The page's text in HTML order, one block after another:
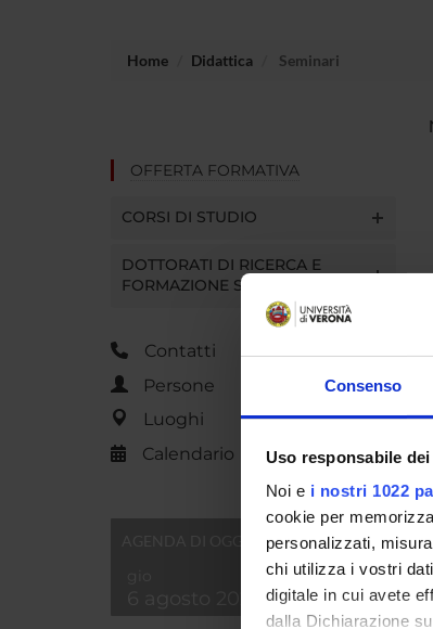
Consenso
Uso responsabile
Noi e i nostri 1022
cookie per
personalizzati,
chi utilizza i vostri
digitale in cui avete
dalla Dichiarazione
Home Didattica Seminari
OFFERTA FORMATIVA
CORSI DI STUDIO
DOTTORATI DI RICERCA E
FORMAZIONE SUPERIORE
Contatti
Persone
Luoghi
Calendario